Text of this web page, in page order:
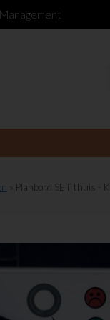
» Planbord SET thuis -